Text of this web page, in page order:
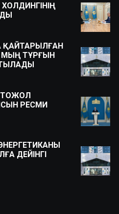
ХОЛДИНГІНІҢ
МЫҢ ТҰРҒЫН
РЕСМИ
ДЕЙІНГІ